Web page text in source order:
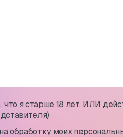
я старше 18 лет, ИЛИ
обработку моих